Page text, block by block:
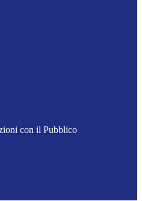
con il Pubblico